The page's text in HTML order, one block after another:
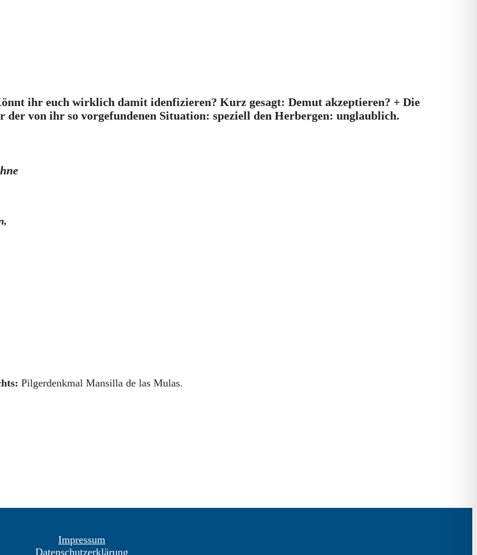
ihr euch wirklich damit idenfizieren? Kurz gesagt: Demut akzeptieren? + Die
der von ihr so vorgefundenen Situation: speziell den Herbergen: unglaublich.
Pilgerdenkmal Mansilla de las Mulas.
Impressum
Datenschutzerklärung